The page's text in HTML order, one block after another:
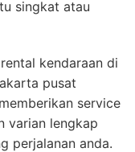
singkat atau
kendaraan di
pusat
service
varian lengkap
perjalanan anda.